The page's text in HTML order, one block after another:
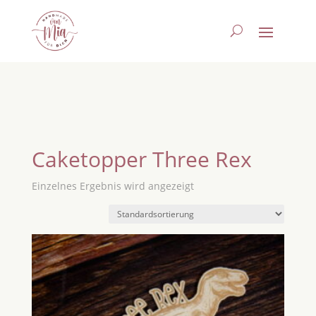
Caketopper Three Rex
Einzelnes Ergebnis wird angezeigt